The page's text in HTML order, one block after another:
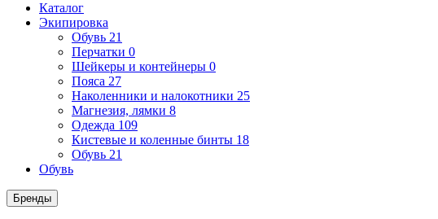
Каталог
Экипировка
Обувь 21
Перчатки 0
Шейкеры и контейнеры 0
Пояса 27
Наколенники и налокотники 25
Магнезия, лямки 8
Одежда 109
Кистевые и коленные бинты 18
Обувь 21
Обувь
Бренды